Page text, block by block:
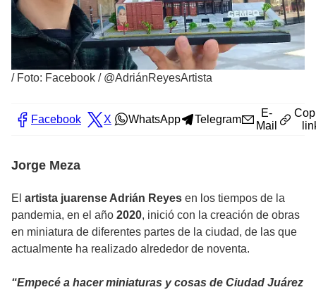
/ Foto: Facebook / @AdriánReyesArtista
Facebook X WhatsApp Telegram
E-
Mail
Jorge Meza
El artista juarense Adrián Reyes en los tiempos de la
pandemia, en el año 2020, inició con la creación de obras
en miniatura de diferentes partes de la ciudad, de las que
actualmente ha realizado alrededor de noventa.
“Empecé a hacer miniaturas y cosas de Ciudad Juárez